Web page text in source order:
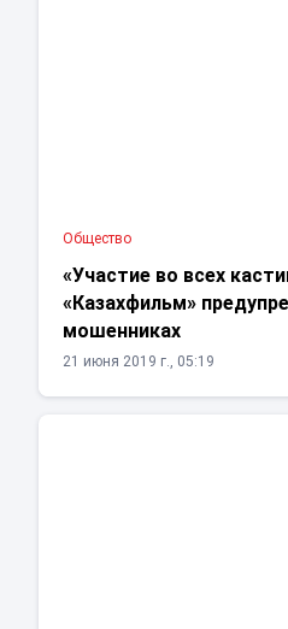
Общество
«Участие во всех
«Казахфильм»
мошенниках
21 июня 2019 г., 05:19